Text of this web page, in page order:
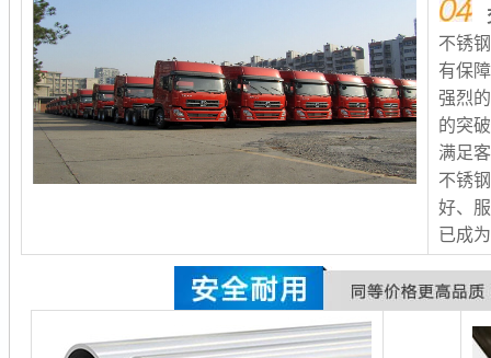
不锈
有保障
强烈
的突
满足
不锈
好、
已成